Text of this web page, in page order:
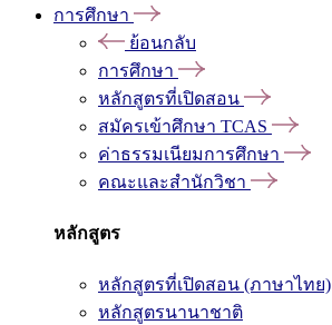
การศึกษา
ย้อนกลับ
การศึกษา
หลักสูตรที่เปิดสอน
สมัครเข้าศึกษา TCAS
ค่าธรรมเนียมการศึกษา
คณะและสำนักวิชา
หลักสูตร
หลักสูตรที่เปิดสอน (ภาษาไทย)
หลักสูตรนานาชาติ